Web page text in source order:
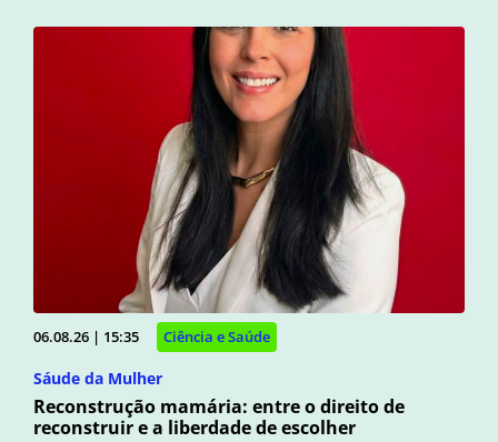
06.08.26 | 15:35 Ciência e Saúde
Sáude da Mulher
Reconstrução mamária: entre o direito de
reconstruir e a liberdade de escolher